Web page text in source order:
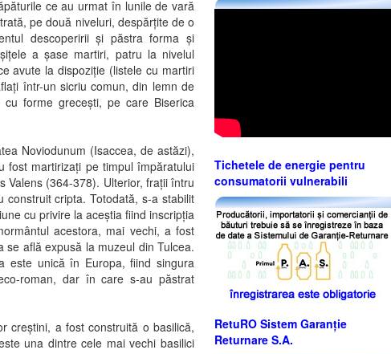
ce au urmat în lunile de vară
pe două niveluri, despărțite de o
descoperirii și păstra forma și
a șase martiri, patru la nivelul
avute la dispoziție (listele cu martiri
într-un sicriu comun, din lemn de
forme grecești, pe care Biserica
Noviodunum (Isaccea, de astăzi),
fost martirizați pe timpul împăratului
Valens (364-378). Ulterior, frații întru
cripta. Totodată, s-a stabilit
cu privire la aceștia fiind inscripția
acestora, mai vechi, a fost
află expusă la muzeul din Tulcea.
este unică în Europa, fiind singura
roman, dar în care s-au păstrat
creștini, a fost construită o basilică,
una dintre cele mai vechi basilici
Tichetele de energie pentru
consumatorii vulnerabili
RetuRO Sistem Garanție
Returnare S.A.